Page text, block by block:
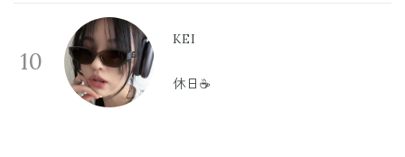
10
KEI
休日☕️